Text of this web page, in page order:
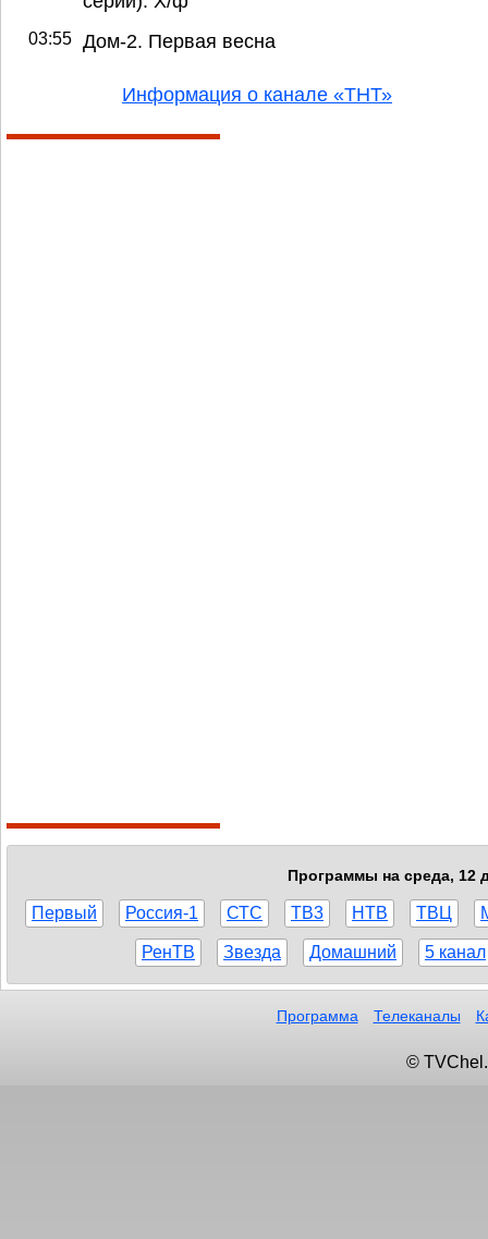
03:55 Дом-2. Первая весна
Информация о канале «ТНТ»
Программы на среда, 12
Первый Россия-1 СТС ТВ3 НТВ ТВЦ
РенТВ Звезда Домашний 5 канал
Программа Телеканалы
©